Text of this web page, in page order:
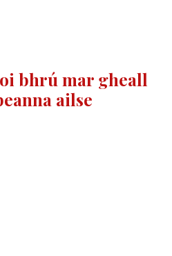
bhrú mar gheall
ailse